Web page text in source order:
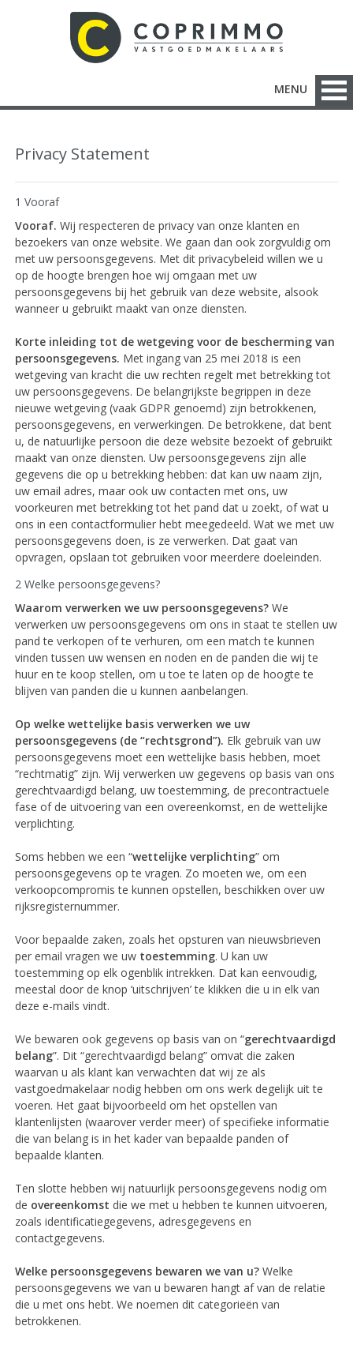
MENU
Privacy Statement
1 Vooraf
Vooraf. Wij respecteren de privacy van onze klanten en
bezoekers van onze website. We gaan dan ook zorgvuldig om
met uw persoonsgegevens. Met dit privacybeleid willen we u
op de hoogte brengen hoe wij omgaan met uw
persoonsgegevens bij het gebruik van deze website, alsook
wanneer u gebruikt maakt van onze diensten.
Korte inleiding tot de wetgeving voor de bescherming van
persoonsgegevens. Met ingang van 25 mei 2018 is een
wetgeving van kracht die uw rechten regelt met betrekking tot
uw persoonsgegevens. De belangrijkste begrippen in deze
nieuwe wetgeving (vaak GDPR genoemd) zijn betrokkenen,
persoonsgegevens, en verwerkingen. De betrokkene, dat bent
u, de natuurlijke persoon die deze website bezoekt of gebruikt
maakt van onze diensten. Uw persoonsgegevens zijn alle
gegevens die op u betrekking hebben: dat kan uw naam zijn,
uw email adres, maar ook uw contacten met ons, uw
voorkeuren met betrekking tot het pand dat u zoekt, of wat u
ons in een contactformulier hebt meegedeeld. Wat we met uw
persoonsgegevens doen, is ze verwerken. Dat gaat van
opvragen, opslaan tot gebruiken voor meerdere doeleinden.
2 Welke persoonsgegevens?
Waarom verwerken we uw persoonsgegevens? We
verwerken uw persoonsgegevens om ons in staat te stellen uw
pand te verkopen of te verhuren, om een match te kunnen
vinden tussen uw wensen en noden en de panden die wij te
huur en te koop stellen, om u toe te laten op de hoogte te
blijven van panden die u kunnen aanbelangen.
Op welke wettelijke basis verwerken we uw
persoonsgegevens (de “rechtsgrond”). Elk gebruik van uw
persoonsgegevens moet een wettelijke basis hebben, moet
“rechtmatig” zijn. Wij verwerken uw gegevens op basis van ons
gerechtvaardigd belang, uw toestemming, de precontractuele
fase of de uitvoering van een overeenkomst, en de wettelijke
verplichting.
Soms hebben we een “wettelijke verplichting” om
persoonsgegevens op te vragen. Zo moeten we, om een
verkoopcompromis te kunnen opstellen, beschikken over uw
rijksregisternummer.
Voor bepaalde zaken, zoals het opsturen van nieuwsbrieven
per email vragen we uw toestemming. U kan uw
toestemming op elk ogenblik intrekken. Dat kan eenvoudig,
meestal door de knop ‘uitschrijven’ te klikken die u in elk van
deze e-mails vindt.
We bewaren ook gegevens op basis van on “gerechtvaardigd
belang”. Dit “gerechtvaardigd belang” omvat die zaken
waarvan u als klant kan verwachten dat wij ze als
vastgoedmakelaar nodig hebben om ons werk degelijk uit te
voeren. Het gaat bijvoorbeeld om het opstellen van
klantenlijsten (waarover verder meer) of specifieke informatie
die van belang is in het kader van bepaalde panden of
bepaalde klanten.
Ten slotte hebben wij natuurlijk persoonsgegevens nodig om
de overeenkomst die we met u hebben te kunnen uitvoeren,
zoals identificatiegegevens, adresgegevens en
contactgegevens.
Welke persoonsgegevens bewaren we van u? Welke
persoonsgegevens we van u bewaren hangt af van de relatie
die u met ons hebt. We noemen dit categorieën van
betrokkenen.